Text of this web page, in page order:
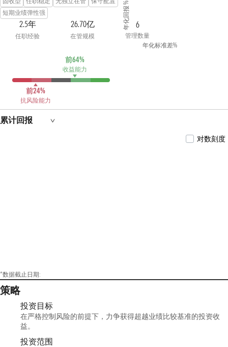
短期业绩弹性强
2.5年
任职经验
26.70亿
在管规模
6
管理数量
前64%
收益能力
前24%
抗风险能力
年化回报 %
年化标准差%
累计回报
对数刻度
*数据截止日期:
策略
投资目标
在严格控制风险的前提下，力争获得超越业绩比较基准的投资收
益。
投资范围